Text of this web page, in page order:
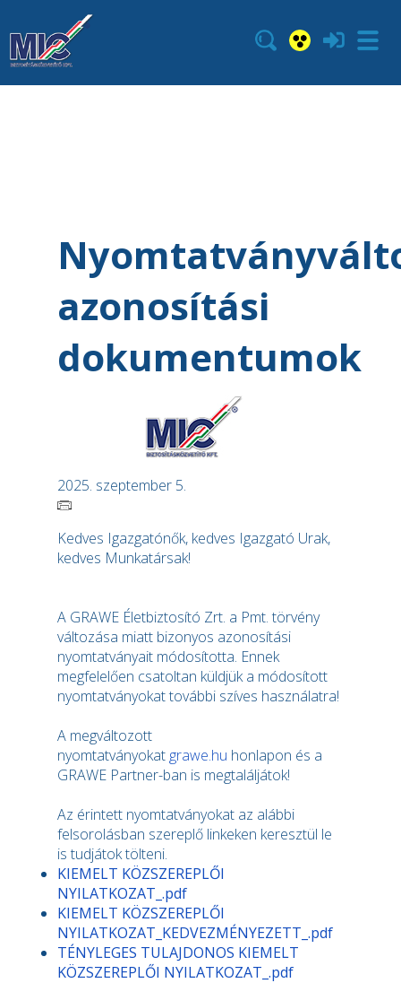
azonosítási
dokumentumok
2025. szeptember 5.
Kedves Igazgatónők, kedves Igazgató Urak,
kedves Munkatársak!
A GRAWE Életbiztosító Zrt. a Pmt. törvény
változása miatt bizonyos azonosítási
nyomtatványait módosította. Ennek
megfelelően csatoltan küldjük a módosított
nyomtatványokat további szíves használatra!
A megváltozott
nyomtatványokat grawe.hu honlapon és a
GRAWE Partner-ban is megtaláljátok!
Az érintett nyomtatványokat az alábbi
felsorolásban szereplő linkeken keresztül le
is tudjátok tölteni.
KIEMELT KÖZSZEREPLŐI
NYILATKOZAT_.pdf
KIEMELT KÖZSZEREPLŐI
NYILATKOZAT_KEDVEZMÉNYEZETT_.pdf
TÉNYLEGES TULAJDONOS KIEMELT
KÖZSZEREPLŐI NYILATKOZAT_.pdf